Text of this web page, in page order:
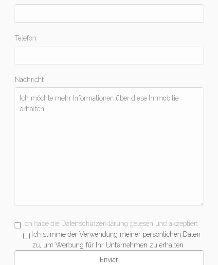
Telefon
Nachricht
Ich habe die Datenschutzerklärung gelesen und akzeptiert
Ich stimme der Verwendung meiner persönlichen Daten
zu, um Werbung für Ihr Unternehmen zu erhalten